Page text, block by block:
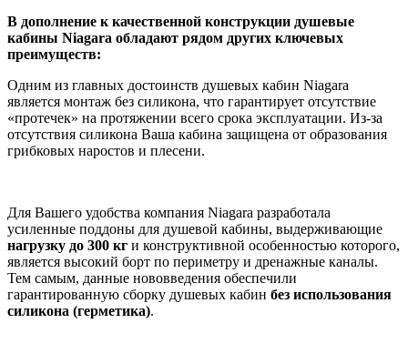
В дополнение к качественной конструкции душевые
кабины Niagara обладают рядом других ключевых
преимуществ:
Одним из главных достоинств душевых кабин Niagara
является монтаж без силикона, что гарантирует отсутствие
«протечек» на протяжении всего срока эксплуатации. Из-за
отсутствия силикона Ваша кабина защищена от образования
грибковых наростов и плесени.
Для Вашего удобства компания Niagara разработала
усиленные поддоны для душевой кабины, выдерживающие
нагрузку до 300 кг и конструктивной особенностью которого,
является высокий борт по периметру и дренажные каналы.
Тем самым, данные нововведения обеспечили
гарантированную сборку душевых кабин без использования
силикона (герметика).